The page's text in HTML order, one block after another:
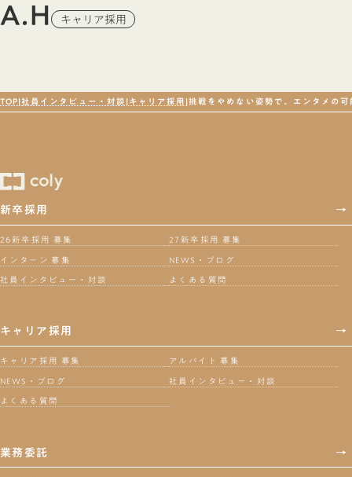
TOP 社員インタビュー・対談 キャリア採用 挑戦をやめない姿勢で、エンタメの
キャリア採用
新卒採用 →
26新卒採用 募集 27新卒採用 募集
インターン 募集 NEWS・ブログ
社員インタビュー・対談 よくある質問
キャリア採用 →
キャリア採用 募集 アルバイト 募集
NEWS・ブログ 社員インタビュー・対談
よくある質問
業務委託 →